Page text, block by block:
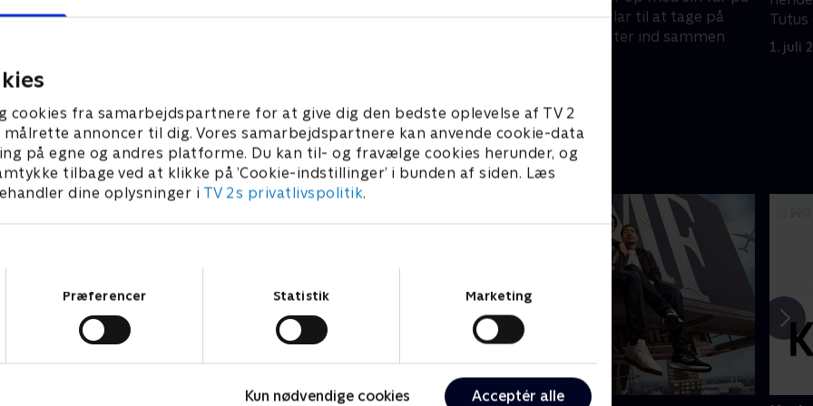
cookies fra samarbejdspartnere for at give dig den bedste oplevelse af TV 2
annoncer til dig. Vores samarbejdspartnere kan anvende cookie-data
på egne og andres platforme. Du kan til- og fravælge cookies herunder, og
tilbage ved at klikke på ’Cookie-indstillinger’ i bunden af siden. Læs
dine oplysninger i TV 2s privatlivspolitik.
Præferencer Statistik Marketing
Kun nødvendige cookies Acceptér alle
Association. Et
29 min
Tinder. Tutu gør klar til at tage på
cruise, og Rafi flytter ind sammen
Tutus
1. juli